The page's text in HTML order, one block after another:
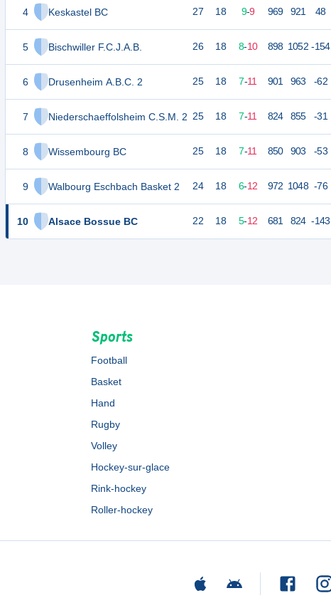
4 Keskastel BC
5 Bischwiller F.C.J.A.B.
6 Drusenheim A.B.C. 2
7 Niederschaeffolsheim C.S.M. 2
8 Wissembourg BC
9 Walbourg Eschbach Basket 2
10 Alsace Bossue BC
27 18 9-9 969 921 48
26 18 8-10 898 1052 -154
25 18 7-11 901 963 -62
25 18 7-11 824 855 -31
25 18 7-11 850 903 -53
24 18 6-12 972 1048 -76
22 18 5-12 681 824 -143
Sports
Football
Basket
Hand
Rugby
Volley
Hockey-sur-glace
Rink-hockey
Roller-hockey